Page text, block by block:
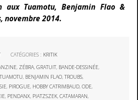
aux Tuamotu, Benjamin Flao &
novembre 2014.
CATÉGORIES : KRITIK
, ZÉBRA,GRATUIT, BANDE-DESSINÉE,
TUAMOTU, BENJAMIN FLAO,TROUBS,
, PIROGUE, HOBBY CATRIMBAUD,ODE,
, PENDANX, PIATZSZEK,CATAMARAN,